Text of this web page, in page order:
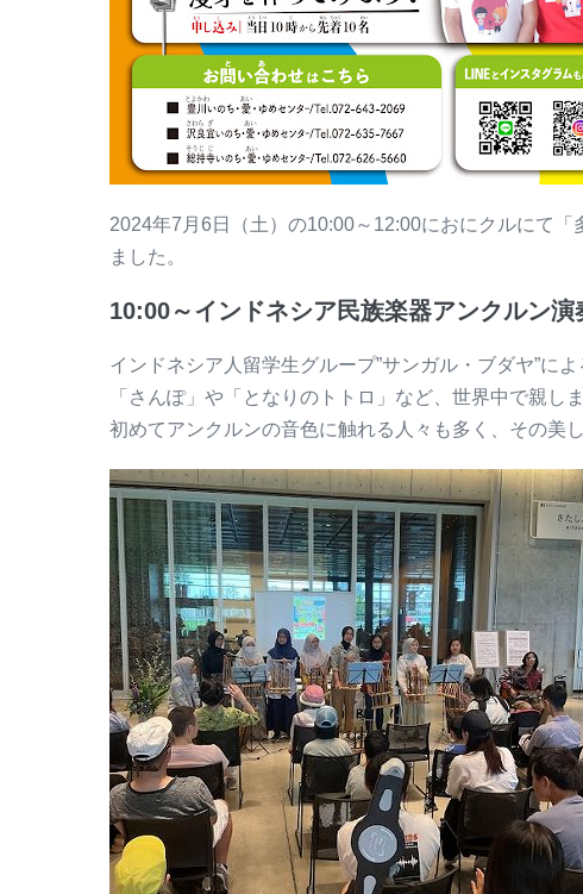
2024年7月6日（土）の10:00～12:00におにクルにて
ました。
10:00～インドネシア民族楽器アンクルン演
インドネシア人留学生グループ”サンガル・ブダヤ”に
「さんぽ」や「となりのトトロ」など、世界中で親し
初めてアンクルンの音色に触れる人々も多く、その美